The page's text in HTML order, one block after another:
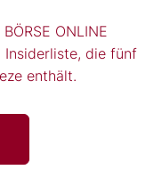
ONLINE
Insiderliste, die fünf
enthält.